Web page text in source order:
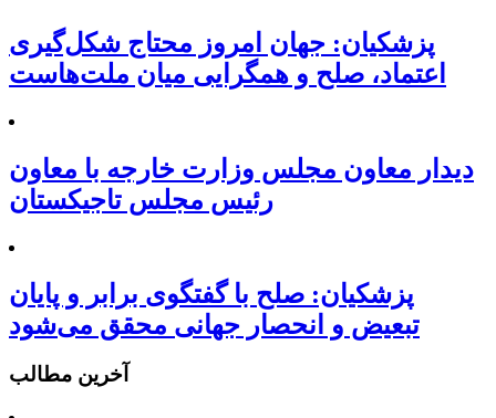
پزشکیان: جهان امروز محتاج شکل‌گیری
اعتماد، صلح و همگرایی میان ملت‌هاست
دیدار معاون مجلس وزارت خارجه با معاون
رئیس مجلس تاجیکستان
پزشکیان: صلح با گفتگوی برابر و پایان
تبعیض و انحصار جهانی محقق می‌شود
آخرین مطالب